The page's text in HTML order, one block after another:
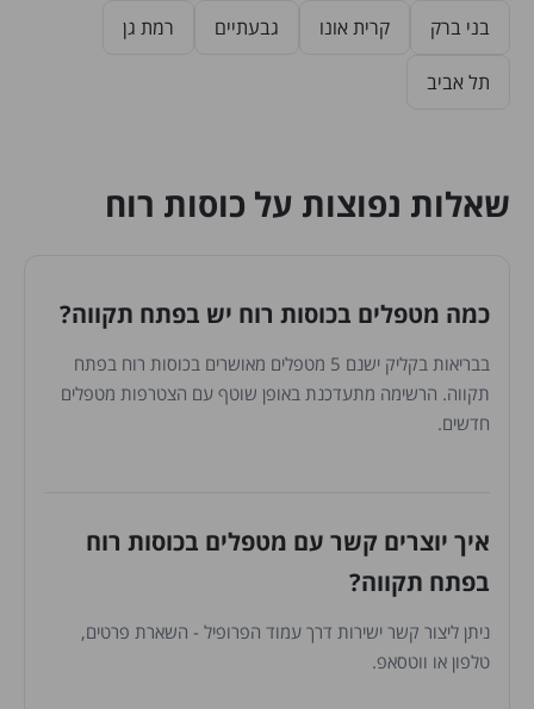
בני ברק קרית אונו גבעתיים רמת גן
תל אביב
שאלות נפוצות על כוסות רוח
כמה מטפלים בכוסות רוח יש בפתח תקווה?
בבריאות בקליק ישנם 5 מטפלים מאושרים בכוסות רוח בפתח
תקווה. הרשימה מתעדכנת באופן שוטף עם הצטרפות מטפלים
חדשים.
איך יוצרים קשר עם מטפלים בכוסות רוח
בפתח תקווה?
ניתן ליצור קשר ישירות דרך עמוד הפרופיל - השארת פרטים,
טלפון או ווטסאפ.